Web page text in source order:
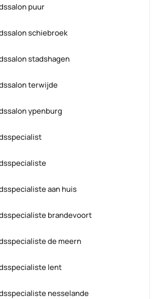
puur
schiebroek
stadshagen
terwijde
ypenburg
aan huis
brandevoort
de meern
lent
nesselande